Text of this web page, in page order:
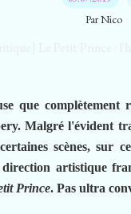
Par Nico
que
Malgré l'évident
scènes, sur
artistique
Prince. Pas ultra